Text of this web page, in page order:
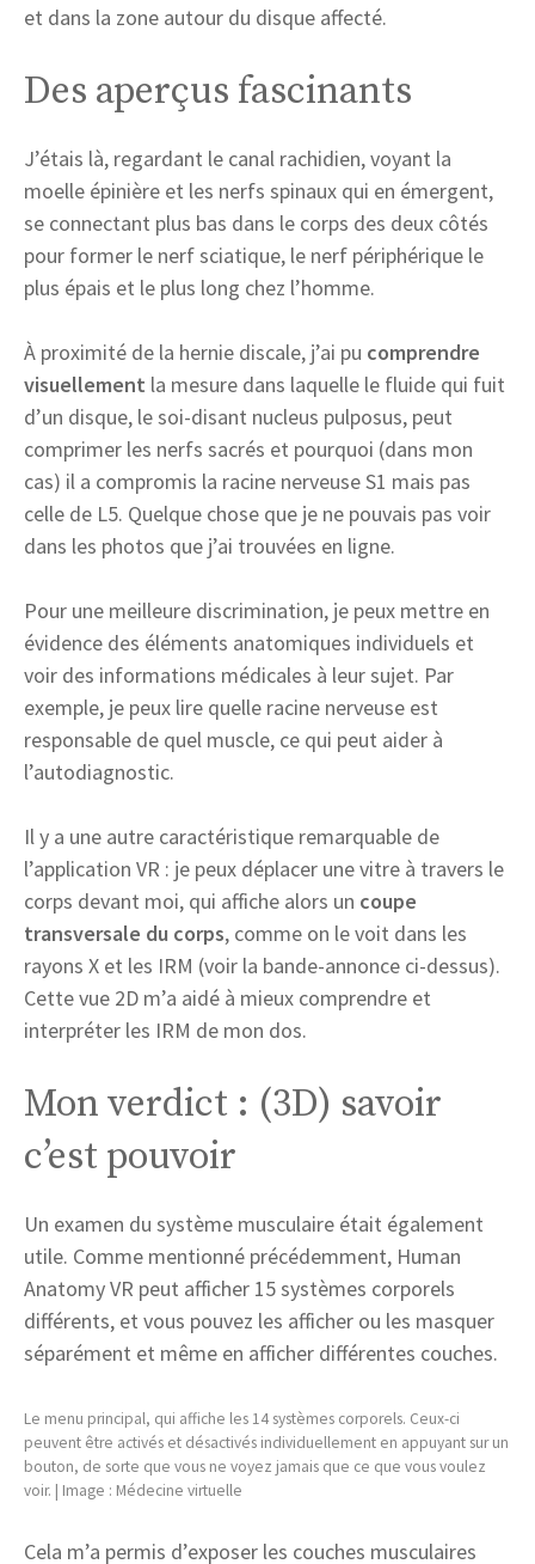
et dans la zone autour du disque affecté.
Des aperçus fascinants
J’étais là, regardant le canal rachidien, voyant la
moelle épinière et les nerfs spinaux qui en émergent,
se connectant plus bas dans le corps des deux côtés
pour former le nerf sciatique, le nerf périphérique le
plus épais et le plus long chez l’homme.
À proximité de la hernie discale, j’ai pu comprendre
visuellement la mesure dans laquelle le fluide qui fuit
d’un disque, le soi-disant nucleus pulposus, peut
comprimer les nerfs sacrés et pourquoi (dans mon
cas) il a compromis la racine nerveuse S1 mais pas
celle de L5. Quelque chose que je ne pouvais pas voir
dans les photos que j’ai trouvées en ligne.
Pour une meilleure discrimination, je peux mettre en
évidence des éléments anatomiques individuels et
voir des informations médicales à leur sujet. Par
exemple, je peux lire quelle racine nerveuse est
responsable de quel muscle, ce qui peut aider à
l’autodiagnostic.
Il y a une autre caractéristique remarquable de
l’application VR : je peux déplacer une vitre à travers le
corps devant moi, qui affiche alors un coupe
transversale du corps, comme on le voit dans les
rayons X et les IRM (voir la bande-annonce ci-dessus).
Cette vue 2D m’a aidé à mieux comprendre et
interpréter les IRM de mon dos.
Mon verdict : (3D) savoir
c’est pouvoir
Un examen du système musculaire était également
utile. Comme mentionné précédemment, Human
Anatomy VR peut afficher 15 systèmes corporels
différents, et vous pouvez les afficher ou les masquer
séparément et même en afficher différentes couches.
Le menu principal, qui affiche les 14 systèmes corporels. Ceux-ci
peuvent être activés et désactivés individuellement en appuyant sur un
bouton, de sorte que vous ne voyez jamais que ce que vous voulez
voir. | Image : Médecine virtuelle
Cela m’a permis d’exposer les couches musculaires